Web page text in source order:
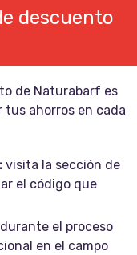
descuento
de Naturabarf es
ahorros en cada
visita la sección de
el código que
el proceso
en el campo